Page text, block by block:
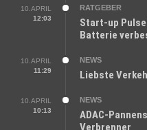
10.APRIL
12:03
RATGEBER
Start-up
Batterie
10.APRIL
11:29
NEWS
Liebste
10.APRIL
10:13
NEWS
ADAC-
Verbrenner